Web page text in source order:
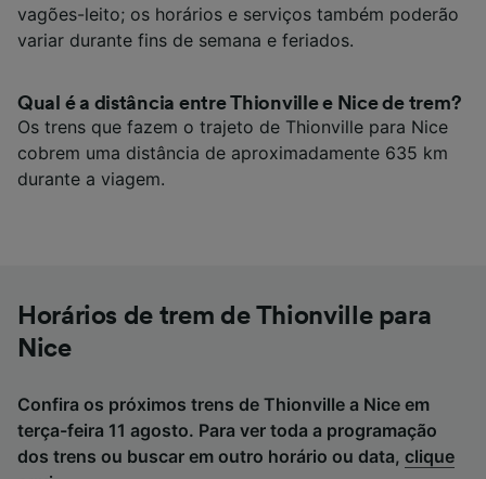
vagões-leito; os horários e serviços também poderão
variar durante fins de semana e feriados.
Qual é a distância entre Thionville e Nice de trem?
Os trens que fazem o trajeto de Thionville para Nice
cobrem uma distância de aproximadamente 635 km
durante a viagem.
Horários de trem de Thionville para
Nice
Confira os próximos trens de Thionville a Nice em
terça-feira 11 agosto. Para ver toda a programação
dos trens ou buscar em outro horário ou data, clique